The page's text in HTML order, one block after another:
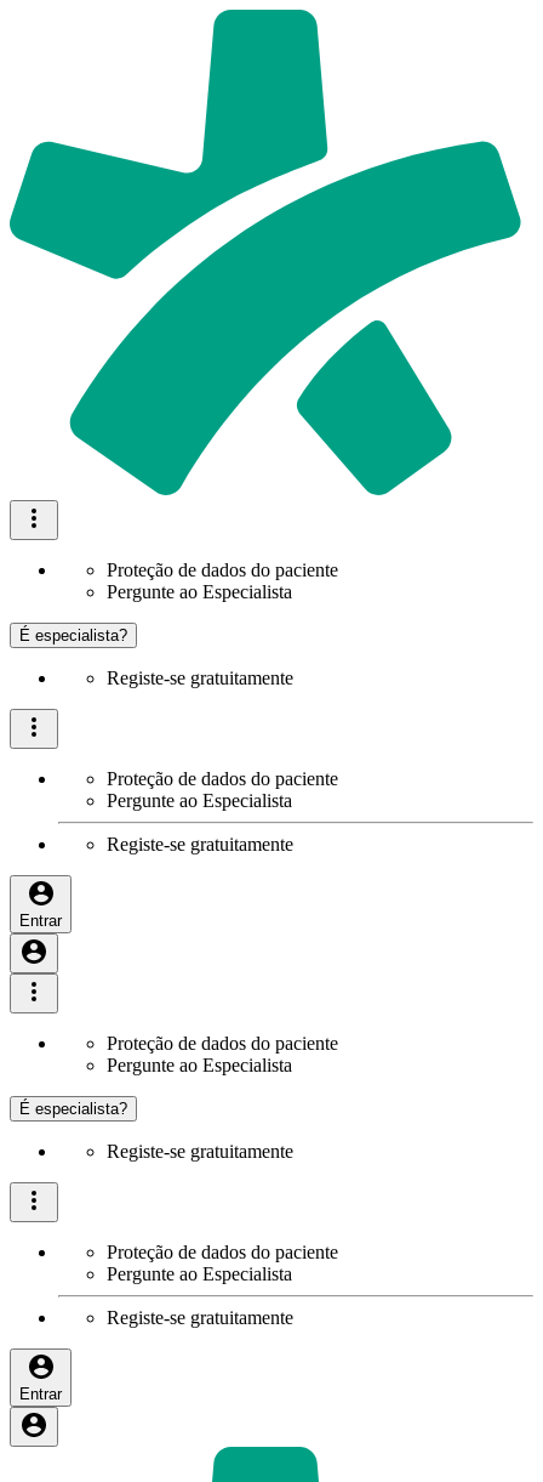
Proteção de dados do paciente
Pergunte ao Especialista
É especialista?
Registe-se gratuitamente
Proteção de dados do paciente
Pergunte ao Especialista
Registe-se gratuitamente
Entrar
Proteção de dados do paciente
Pergunte ao Especialista
É especialista?
Registe-se gratuitamente
Proteção de dados do paciente
Pergunte ao Especialista
Registe-se gratuitamente
Entrar